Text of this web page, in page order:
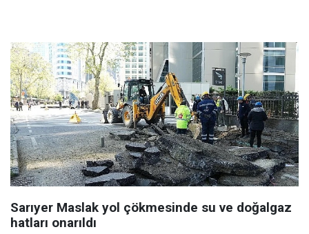
Sarıyer Maslak yol çökmesinde su ve doğalgaz
hatları onarıldı